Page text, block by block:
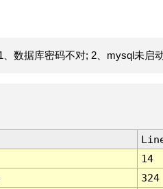
数据库密码不对; 2、mysql未启动
14
324